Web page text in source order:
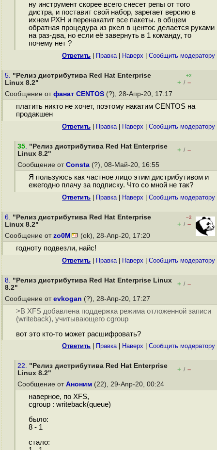
ну инструмент скорее всего снесет репы от того
дистра, и поставит свой набор, зарегает версию в
ихнем РХН и перенакатит все пакеты. в общем
обратная процедура из рхел в центос делается руками
на раз-два, но если её завернуть в 1 команду, то
почему нет ?
Ответить Правка| Наверх Cообщить модератору
5. "Релиз дистрибутива Red Hat Enterprise
Linux 8.2"
+2
+ / –
Сообщение от фанат CENTOS (?), 28-Апр-20, 17:17
платить никто не хочет, поэтому накатим CENTOS на
продакшен
Ответить Правка| Наверх Cообщить модератору
35. "Релиз дистрибутива Red Hat Enterprise
Linux 8.2"
+ / –
Сообщение от Consta (?), 08-Май-20, 16:55
Я пользуюсь как частное лицо этим дистрибутивом и
ежегодно плачу за подписку. Что со мной не так?
Ответить Правка| Наверх Cообщить модератору
6. "Релиз дистрибутива Red Hat Enterprise
Linux 8.2"
–2
+ / –
Сообщение от zo0M (ok), 28-Апр-20, 17:20
годноту подвезли, найс!
Ответить Правка| Наверх Cообщить модератору
8. "Релиз дистрибутива Red Hat Enterprise Linux
8.2"
+ / –
Сообщение от evkogan (?), 28-Апр-20, 17:27
>В XFS добавлена поддержка режима отложенной записи
(writeback), учитывающего cgroup
вот это кто-то может расшифровать?
Ответить Правка| Наверх Cообщить модератору
22. "Релиз дистрибутива Red Hat Enterprise
Linux 8.2"
+ / –
Сообщение от Аноним (22), 29-Апр-20, 00:24
наверное, по XFS,
cgroup : writeback(queue)
было:
8 - 1
стало: